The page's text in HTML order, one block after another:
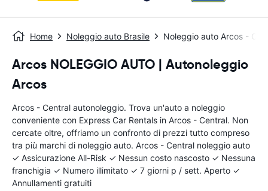
Home Noleggio auto Brasile Noleggio auto Arcos -
Arcos NOLEGGIO AUTO | Autonoleggio
Arcos
Arcos - Central autonoleggio. Trova un'auto a noleggio
conveniente con Express Car Rentals in Arcos - Central. Non
cercate oltre, offriamo un confronto di prezzi tutto compreso
tra più marchi di noleggio auto. Arcos - Central noleggio auto
✓ Assicurazione All-Risk ✓ Nessun costo nascosto ✓ Nessuna
franchigia ✓ Numero illimitato ✓ 7 giorni p / sett. Aperto ✓
Annullamenti gratuiti